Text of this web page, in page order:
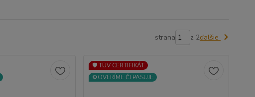
strana z 2ďalšie
🛡️ TÜV CERTIFIKÁT
⚙️OVERÍME ČI PASUJE